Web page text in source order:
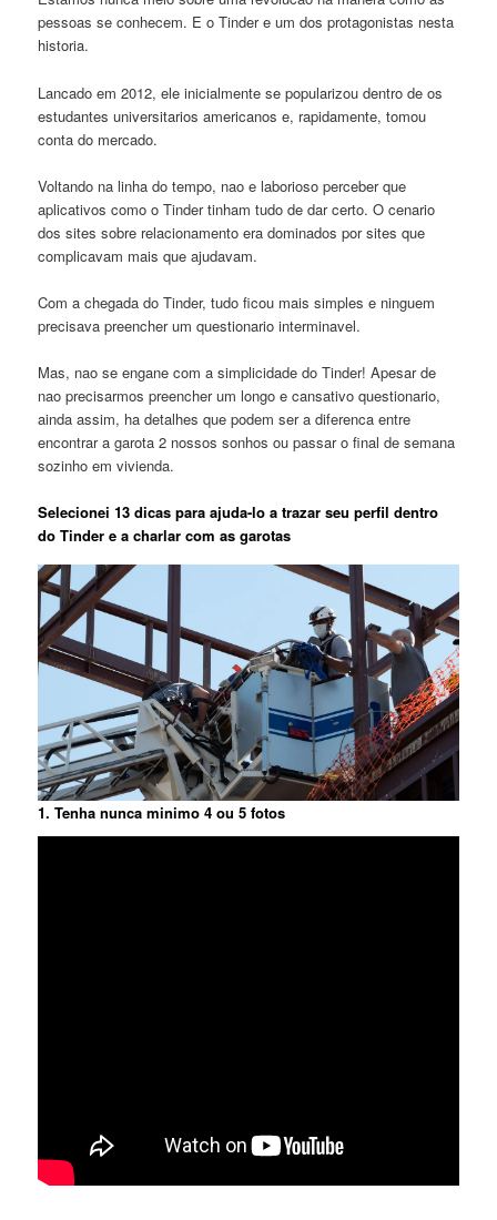
pessoas se conhecem. E o Tinder e um dos protagonistas nesta
historia.
Lancado em 2012, ele inicialmente se popularizou dentro de os
estudantes universitarios americanos e, rapidamente, tomou
conta do mercado.
Voltando na linha do tempo, nao e laborioso perceber que
aplicativos como o Tinder tinham tudo de dar certo. O cenario
dos sites sobre relacionamento era dominados por sites que
complicavam mais que ajudavam.
Com a chegada do Tinder, tudo ficou mais simples e ninguem
precisava preencher um questionario interminavel.
Mas, nao se engane com a simplicidade do Tinder! Apesar de
nao precisarmos preencher um longo e cansativo questionario,
ainda assim, ha detalhes que podem ser a diferenca entre
encontrar a garota 2 nossos sonhos ou passar o final de semana
sozinho em vivienda.
Selecionei 13 dicas para ajuda-lo a trazar seu perfil dentro
do Tinder e a charlar com as garotas
1. Tenha nunca minimo 4 ou 5 fotos